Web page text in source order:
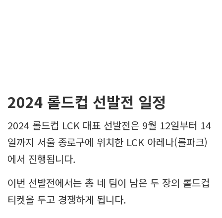
2024 롤드컵 선발전 일정
2024 롤드컵 LCK 대표 선발전은 9월 12일부터 14
일까지 서울 종로구에 위치한 LCK 아레나(롤파크)
에서 진행됩니다.
이번 선발전에서는 총 네 팀이 남은 두 장의 롤드컵
티켓을 두고 경쟁하게 됩니다.